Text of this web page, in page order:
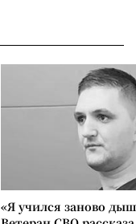
«Я учился заново